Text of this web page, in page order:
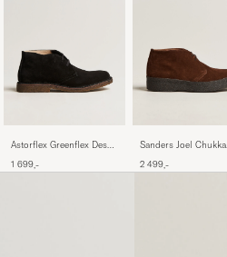
Astorflex Greenflex Desert
1 699,-
Sanders Joel Chukka
2 499,-